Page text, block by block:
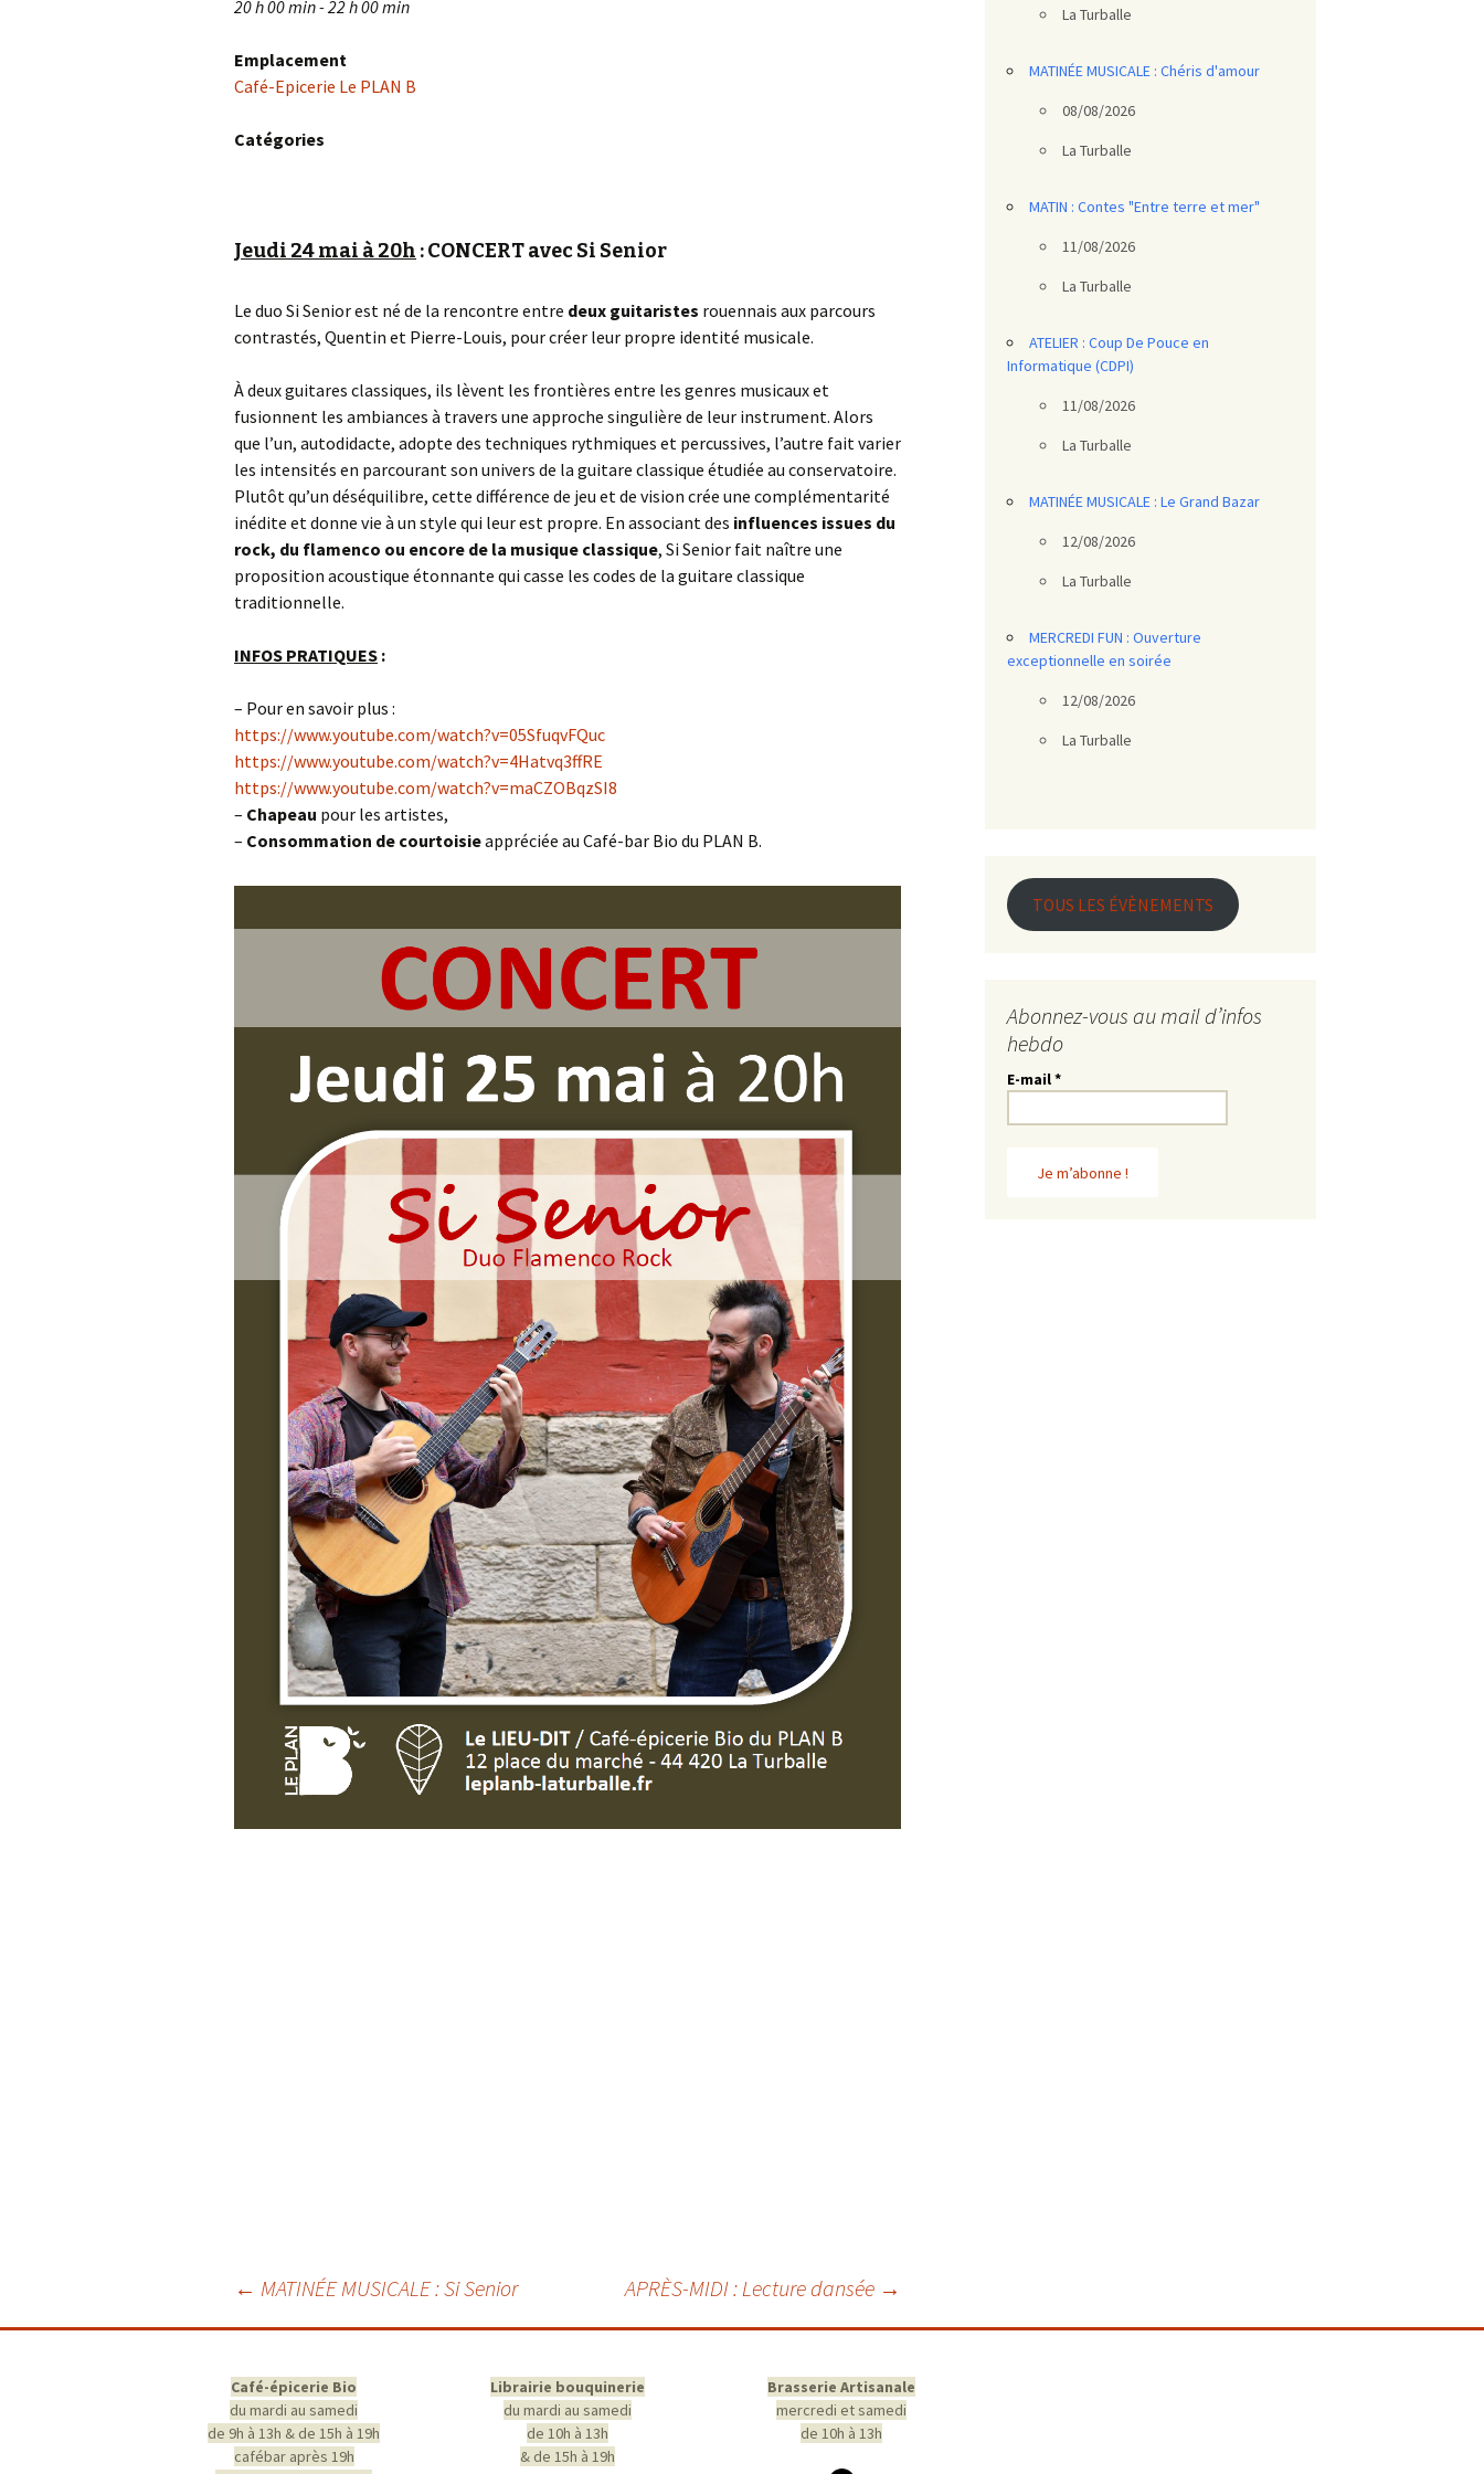
20 h 00 min - 22 h 00 min
Emplacement
Café-Epicerie Le PLAN B
Catégories
Jeudi 24 mai à 20h : CONCERT avec Si Senior
Le duo Si Senior est né de la rencontre entre deux guitaristes rouennais aux parcours
contrastés, Quentin et Pierre-Louis, pour créer leur propre identité musicale.
À deux guitares classiques, ils lèvent les frontières entre les genres musicaux et
fusionnent les ambiances à travers une approche singulière de leur instrument. Alors
que l’un, autodidacte, adopte des techniques rythmiques et percussives, l’autre fait varier
les intensités en parcourant son univers de la guitare classique étudiée au conservatoire.
Plutôt qu’un déséquilibre, cette différence de jeu et de vision crée une complémentarité
inédite et donne vie à un style qui leur est propre. En associant des influences issues du
rock, du flamenco ou encore de la musique classique, Si Senior fait naître une
proposition acoustique étonnante qui casse les codes de la guitare classique
traditionnelle.
INFOS PRATIQUES :
– Pour en savoir plus :
https://www.youtube.com/watch?v=05SfuqvFQuc
https://www.youtube.com/watch?v=4Hatvq3ffRE
https://www.youtube.com/watch?v=maCZOBqzSI8
– Chapeau pour les artistes,
– Consommation de courtoisieappréciée au Café-bar Bio du PLAN B.
des
← MATINÉE MUSICALE : Si Senior APRÈS-MIDI : Lecture dansée →
La Turballe
MATINÉE MUSICALE : Chéris d'amour
08/08/2026
La Turballe
MATIN : Contes "Entre terre et mer"
11/08/2026
La Turballe
ATELIER : Coup De Pouce en
Informatique (CDPI)
11/08/2026
La Turballe
MATINÉE MUSICALE : Le Grand Bazar
12/08/2026
La Turballe
MERCREDI FUN : Ouverture
exceptionnelle en soirée
12/08/2026
La Turballe
TOUS LES ÉVÈNEMENTS
Abonnez-vous au mail d’infos
hebdo
E-mail*
Café-épicerie Bio
du mardi au samedi
de 9h à 13h & de 15h à 19h
cafébar après 19h
Librairie bouquinerie
du mardi au samedi
de 10h à 13h
& de 15h à 19h
Brasserie Artisanale
mercredi et samedi
de 10h à 13h